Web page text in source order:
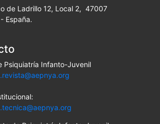
de Ladrillo 12, Local 2, 47007
España.
Psiquiatría Infanto-Juvenil